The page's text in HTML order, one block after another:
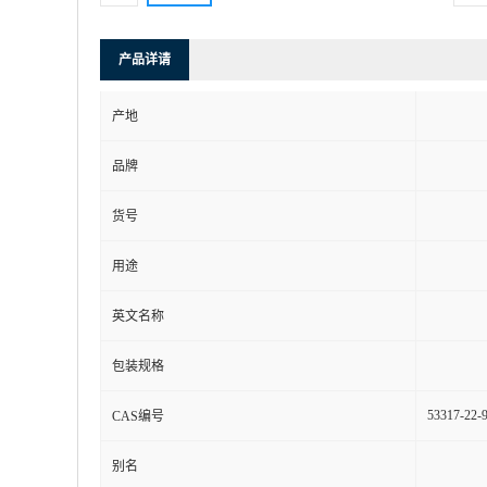
产品详请
产地
品牌
货号
用途
英文名称
包装规格
CAS编号 53317-22-9
别名